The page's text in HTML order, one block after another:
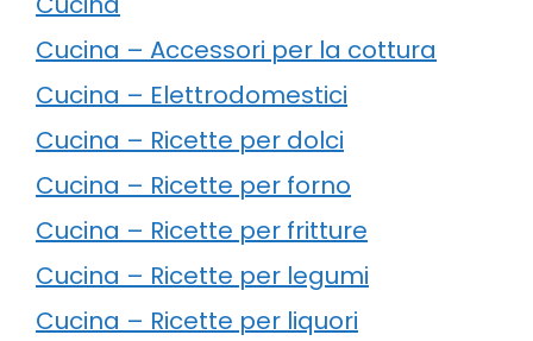
Cucina – Accessori per la cottura
Cucina – Elettrodomestici
Cucina – Ricette per dolci
Cucina – Ricette per forno
Cucina – Ricette per fritture
Cucina – Ricette per legumi
Cucina – Ricette per liquori